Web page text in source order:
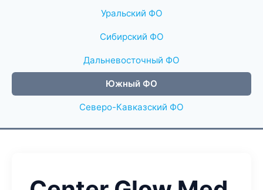
Уральский ФО
Сибирский ФО
Дальневосточный ФО
Южный ФО
Северо-Кавказский ФО